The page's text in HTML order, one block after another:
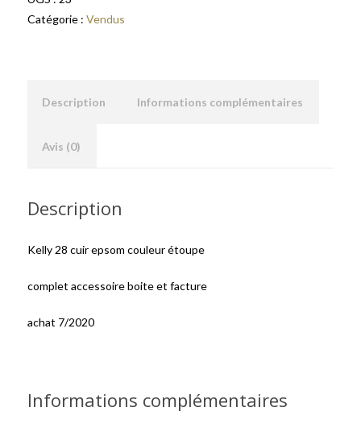
Catégorie : Vendus
Description Informations complémentaires
Avis (0)
Description
Kelly 28 cuir epsom couleur étoupe
complet accessoire boite et facture
achat 7/2020
Informations complémentaires